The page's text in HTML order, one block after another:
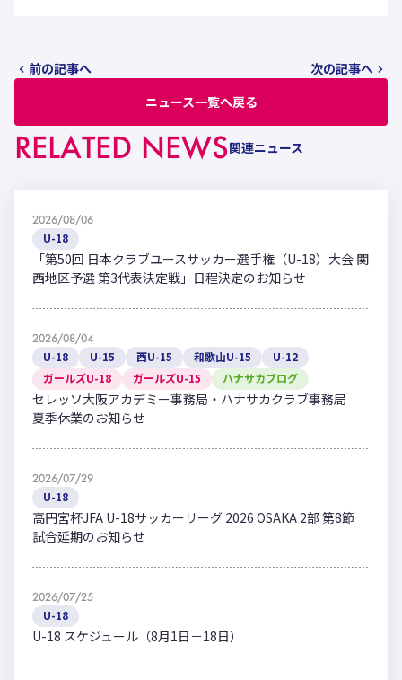
前の記事へ
ニュース一覧へ戻る
次の記事へ
RELATED NEWS関連ニュース
2026/08/06
U-18
「第50回 日本クラブユースサッカー選手権（U-18）大会 関
西地区予選 第3代表決定戦」日程決定のお知らせ
2026/08/04
U-18 U-15 西U-15 和歌山U-15
U-12
ガールズU-18
ガールズU-15 ハナサカブログ
セレッソ大阪アカデミー事務局・ハナサカクラブ事務局
夏季休業のお知らせ
2026/07/29
U-18
高円宮杯JFA U-18サッカーリーグ 2026 OSAKA 2部 第8節
試合延期のお知らせ
2026/07/25
U-18
U-18 スケジュール（8月1日－18日）